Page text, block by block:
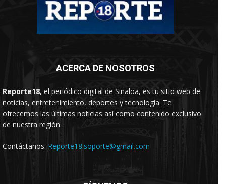
ACERCA DE NOSOTROS
Reporte18, el periódico digital de Sinaloa, es tu sitio web de
noticias, entretenimiento, deportes y tecnología. Te
ofrecemos las últimas noticias así como contenido exclusivo
de nuestra región.
Contáctanos: Reporte18.soporte@gmail.com